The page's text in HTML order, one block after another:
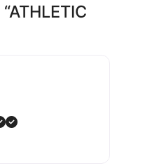
“ATHLETIC